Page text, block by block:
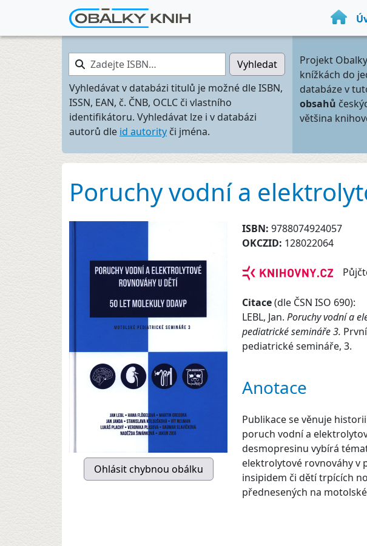
Zadejte ISBN…
Vyhledat
Vyhledávat v databázi titulů je možné dle ISBN,
ISSN, EAN, č. ČNB, OCLC či vlastního
identifikátoru. Vyhledávat lze i v databázi
autorů dle id autority či jména.
Projekt
knížkách do
databáze v
obsahů
většina
Poruchy vodní a
ISBN: 9788074924057
OKCZID: 128022064
Citace(dle ČSN ISO 690):
LEBL, Jan. Poruchy vodní a
pediatrické semináře 3.
pediatrické semináře, 3.
Anotace
Publikace se věnuje
poruch vodní a
desmopresinu vybírá
elektrolytové rovnováhy v
insipidem či dětí trpících
přednesených na